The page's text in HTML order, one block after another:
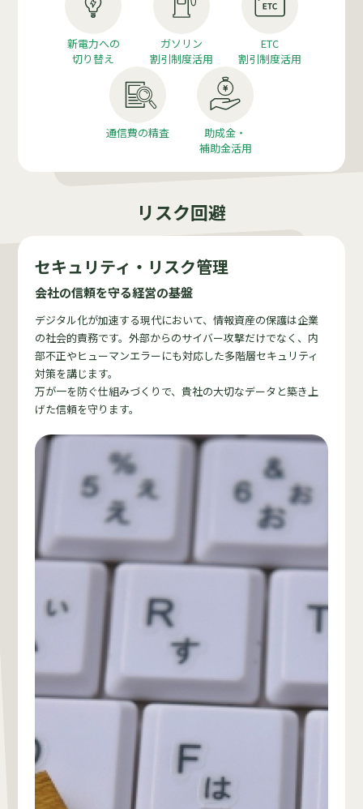
新電力への
切り替え
ガソリン
割引制度活用
ETC
割引制度活用
通信費の精査
助成金・
補助金活用
リスク回避
セキュリティ・リスク管理
会社の信頼を守る経営の基盤
デジタル化が加速する現代において、情報資産の保護は企業
の社会的責務です。外部からのサイバー攻撃だけでなく、内
部不正やヒューマンエラーにも対応した多階層セキュリティ
対策を講じます。
万が一を防ぐ仕組みづくりで、貴社の大切なデータと築き上
げた信頼を守ります。